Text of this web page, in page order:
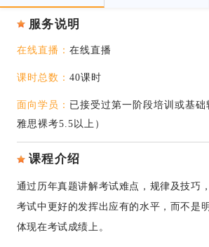
瑞士
荷兰 瑞典
服务说明
在线直播： 在线直播
课时总数： 40课时
面向学员： 已接受过第一阶段培训或基
雅思裸考5.5以上）
课程介绍
通过历年真题讲解考试难点，规律及技巧
考试中更好的发挥出应有的水平，而不是
体现在考试成绩上。